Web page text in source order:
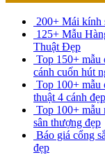
200+ Mái kính
125+ Mẫu
Thuật Đẹp
Top 150+ mẫu
cánh cuốn hút
Top 100+ mẫu
thuật 4 cánh đẹp
Top 100+ mẫu
sân thượng đẹp
Báo giá cổng
đẹp